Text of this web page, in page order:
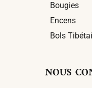
Bougies
Encens
Bols
NOUS